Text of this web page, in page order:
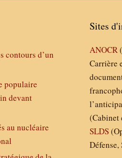
contours d’un
populaire
devant
au nucléaire
Sites
ANOCR
Carrière
(Cabinet
SLDS